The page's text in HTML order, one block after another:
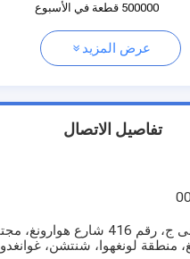
500000 قطعة في الأسبوع
عرض المزيد
تفاصيل الاتصال
الطابق الثاني، المبنى ج، رقم 416 شارع
منطقة لونغهوا، شنتشن،